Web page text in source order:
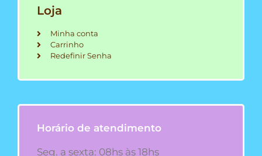
Loja
Minha conta
Carrinho
Redefinir Senha
Horário de atendimento
Seg. a sexta: 08hs às 18hs